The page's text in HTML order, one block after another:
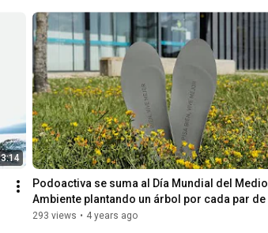
3:14
Podoactiva se suma al Día Mundial del Medio
Ambiente plantando un árbol por cada par de
plantillas
293 views • 4 years ago